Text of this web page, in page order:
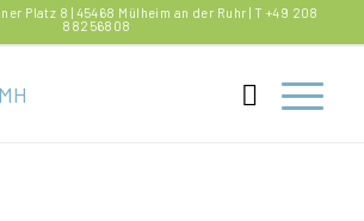
Platz 8 | 45468 Mülheim an der Ruhr | T +49 208
88256808